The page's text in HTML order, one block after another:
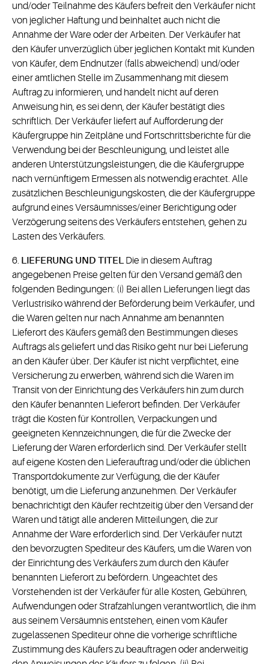
und/oder Teilnahme des Käufers befreit den Verkäufer nicht
von jeglicher Haftung und beinhaltet auch nicht die
Annahme der Ware oder der Arbeiten. Der Verkäufer hat
den Käufer unverzüglich über jeglichen Kontakt mit Kunden
von Käufer, dem Endnutzer (falls abweichend) und/oder
einer amtlichen Stelle im Zusammenhang mit diesem
Auftrag zu informieren, und handelt nicht auf deren
Anweisung hin, es sei denn, der Käufer bestätigt dies
schriftlich. Der Verkäufer liefert auf Aufforderung der
Käufergruppe hin Zeitpläne und Fortschrittsberichte für die
Verwendung bei der Beschleunigung, und leistet alle
anderen Unterstützungsleistungen, die die Käufergruppe
nach vernünftigem Ermessen als notwendig erachtet. Alle
zusätzlichen Beschleunigungskosten, die der Käufergruppe
aufgrund eines Versäumnisses/einer Berichtigung oder
Verzögerung seitens des Verkäufers entstehen, gehen zu
Lasten des Verkäufers.
6. LIEFERUNG UND TITELDie in diesem Auftrag
angegebenen Preise gelten für den Versand gemäß den
folgenden Bedingungen: (i) Bei allen Lieferungen liegt das
Verlustrisiko während der Beförderung beim Verkäufer, und
die Waren gelten nur nach Annahme am benannten
Lieferort des Käufers gemäß den Bestimmungen dieses
Auftrags als geliefert und das Risiko geht nur bei Lieferung
an den Käufer über. Der Käufer ist nicht verpflichtet, eine
Versicherung zu erwerben, während sich die Waren im
Transit von der Einrichtung des Verkäufers hin zum durch
den Käufer benannten Lieferort befinden. Der Verkäufer
trägt die Kosten für Kontrollen, Verpackungen und
geeigneten Kennzeichnungen, die für die Zwecke der
Lieferung der Waren erforderlich sind. Der Verkäufer stellt
auf eigene Kosten den Lieferauftrag und/oder die üblichen
Transportdokumente zur Verfügung, die der Käufer
benötigt, um die Lieferung anzunehmen. Der Verkäufer
benachrichtigt den Käufer rechtzeitig über den Versand der
Waren und tätigt alle anderen Mitteilungen, die zur
Annahme der Ware erforderlich sind. Der Verkäufer nutzt
den bevorzugten Spediteur des Käufers, um die Waren von
der Einrichtung des Verkäufers zum durch den Käufer
benannten Lieferort zu befördern. Ungeachtet des
Vorstehenden ist der Verkäufer für alle Kosten, Gebühren,
Aufwendungen oder Strafzahlungen verantwortlich, die ihm
aus seinem Versäumnis entstehen, einen vom Käufer
zugelassenen Spediteur ohne die vorherige schriftliche
Zustimmung des Käufers zu beauftragen oder anderweitig